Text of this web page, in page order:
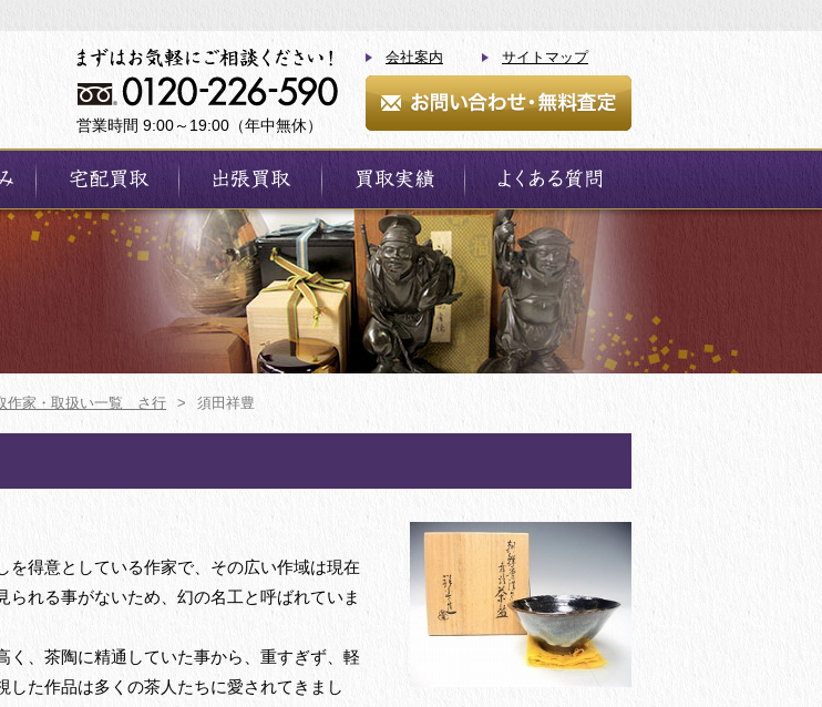
営業時間 9:00～19:00（年中無休）
会社案内 サイトマップ
作家・取扱い一覧 さ行 > 須田祥豊
を得意としている作家で、その広い作域は現在
られる事がないため、幻の名工と呼ばれていま
く、茶陶に精通していた事から、重すぎず、軽
した作品は多くの茶人たちに愛されてきまし